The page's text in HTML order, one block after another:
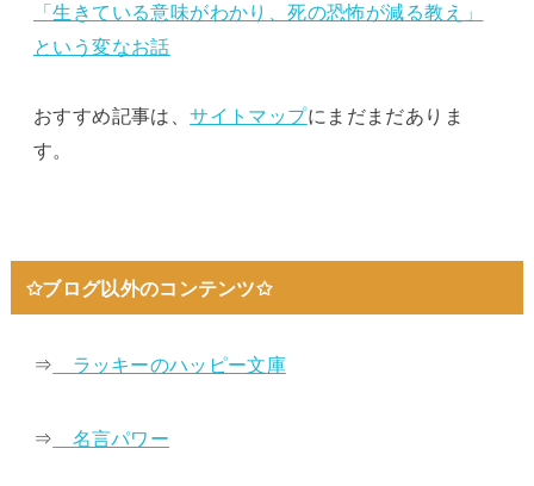
「生きている意味がわかり、死の恐怖が減る教え」
という変なお話
おすすめ記事は、サイトマップにまだまだありま
す。
✩ブログ以外のコンテンツ✩
⇒ ラッキーのハッピー文庫
⇒ 名言パワー